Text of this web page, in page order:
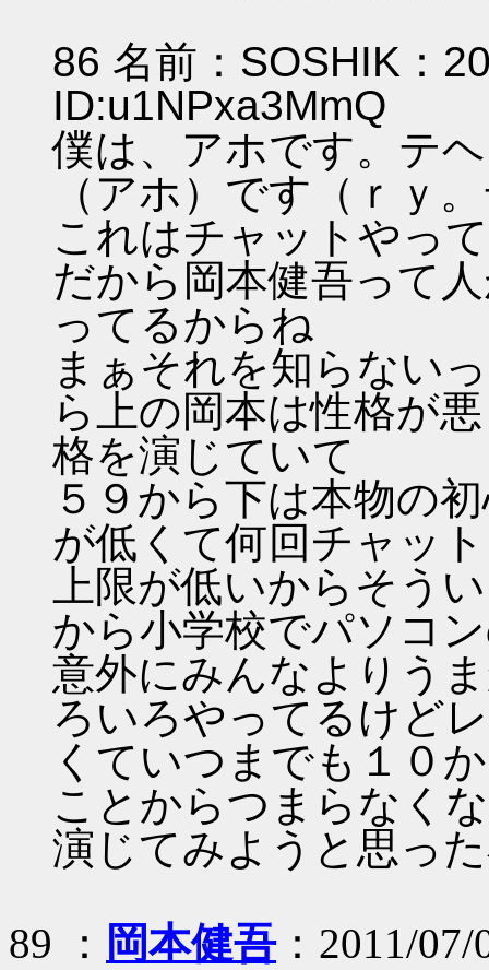
86 名前：SOSHIK：
僕は、アホです。テ
（アホ）です（ｒｙ
これはチャットやっ
だから岡本健吾って
ってるからね
まぁそれを知らない
ら上の岡本は性格が
格を演じていて
５９から下は本物の
が低くて何回チャッ
上限が低いからそう
から小学校でパソコ
意外にみんなよりう
ろいろやってるけど
くていつまでも１０
ことからつまらなく
演じてみようと思っ
89 ： 岡本健吾：2011/07/